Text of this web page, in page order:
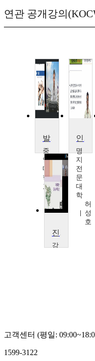
연관 공개강의
발달심리학
중
앙
대
학
교
성
인간행동과 심리
명
지
전
문
대
학
허
성
호
진화와이상행동
강
고객센터 (평일:
1599-3122